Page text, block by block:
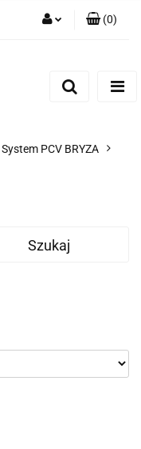
(0)
System PCV BRYZA
Szukaj